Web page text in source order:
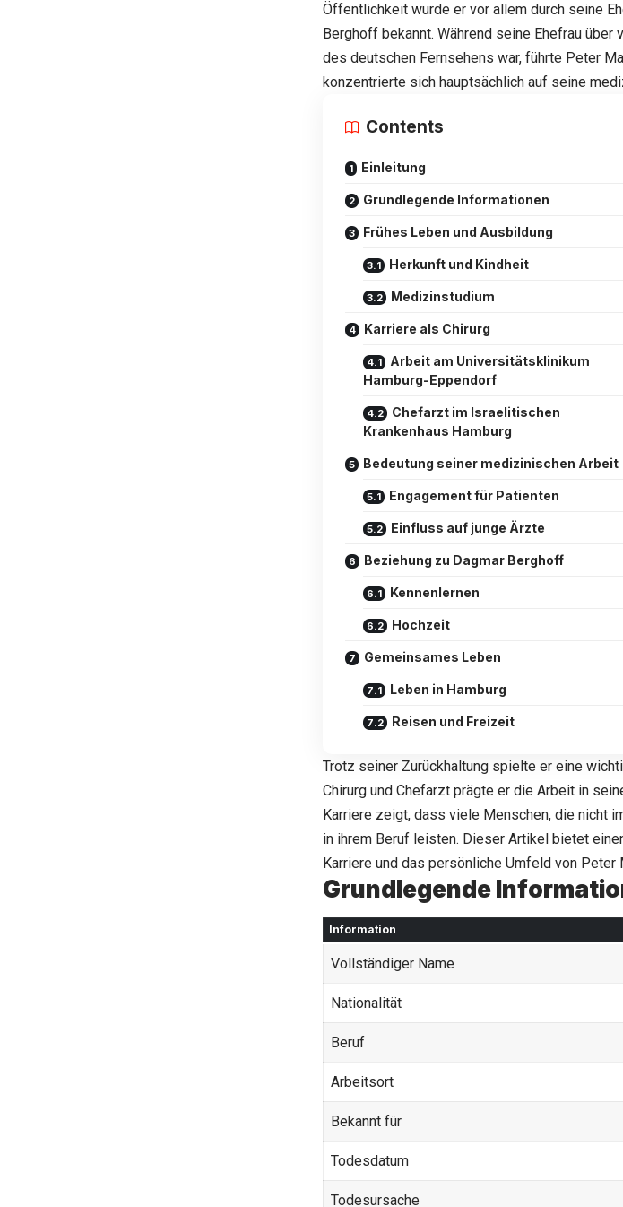
Öffentlichkeit wurde er vor allem durch seine
Berghoff bekannt. Während seine Ehefrau
des deutschen Fernsehens war, führte Peter
konzentrierte sich hauptsächlich auf seine
Contents
Einleitung
Grundlegende Informationen
Frühes Leben und Ausbildung
Herkunft und Kindheit
Medizinstudium
Karriere als Chirurg
Arbeit am Universitätsklinikum
Hamburg-Eppendorf
Chefarzt im Israelitischen
Krankenhaus Hamburg
Bedeutung seiner medizinischen Arbeit
Engagement für Patienten
Einfluss auf junge Ärzte
Beziehung zu Dagmar Berghoff
Kennenlernen
Hochzeit
Gemeinsames Leben
Leben in Hamburg
Reisen und Freizeit
Trotz seiner Zurückhaltung spielte er eine
Chirurg und Chefarzt prägte er die Arbeit in
Karriere zeigt, dass viele Menschen, die nicht
in ihrem Beruf leisten. Dieser Artikel bietet
Karriere und das persönliche Umfeld von Peter
Grundlegende
Information
Vollständiger Name
Nationalität
Beruf
Arbeitsort
Bekannt für
Todesdatum
Todesursache